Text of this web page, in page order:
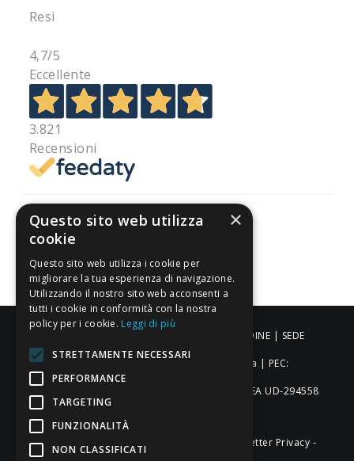
Resi
4,7/5
Eccellente
3.821
Recensioni
Pagamenti sicuri
Newsletter Privacy -
ALDIGIÙ S.R.L. | Via Cortazzis 15 33100 - UDINE | SEDE
OPERATIVA: Via del Progresso 3 - Padova | PEC:
aldigiusrl@pec.it | C.F. e P.IVA 02873920306 REA UD-294558
Capitale sociale: € 27.086,97
×
Questo sito web utilizza
cookie
Questo sito web utilizza i cookie per
migliorare la tua esperienza di navigazione.
Utilizzando il nostro sito web acconsenti a
tutti i cookie in conformità con la nostra
policy per i cookie. Leggi di più
STRETTAMENTE NECESSARI
PERFORMANCE
TARGETING
FUNZIONALITÀ
NON CLASSIFICATI